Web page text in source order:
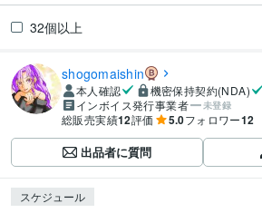
32個以上
shogomaishin
本人確認
機密保持契約(NDA)
インボイス発行事業者
未登録
総販売実績12評価 5.0フォロワー12
出品者に質問
スケジュール